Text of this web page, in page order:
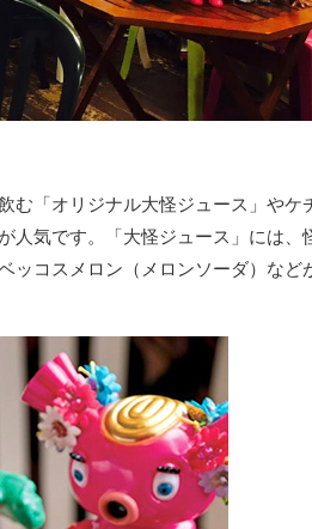
む「オリジナル大怪ジュース」やケ
人気です。「大怪ジュース」には、
ッコスメロン（メロンソーダ）など